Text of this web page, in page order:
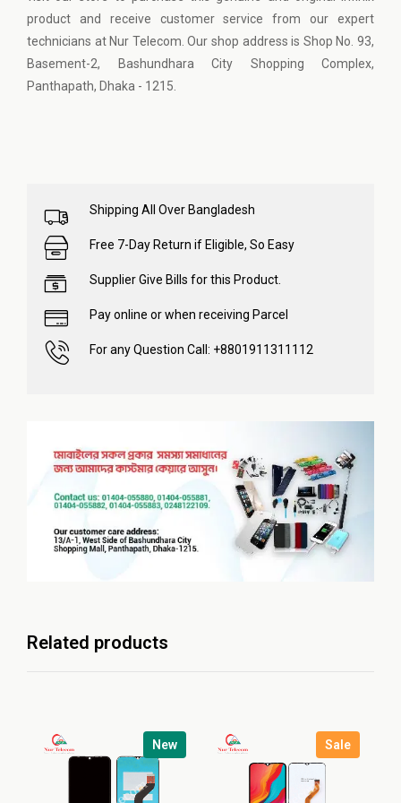
product and receive customer service from our expert
technicians at Nur Telecom. Our shop address is Shop No. 93,
Basement-2, Bashundhara City Shopping Complex,
Panthapath, Dhaka - 1215.
Shipping All Over Bangladesh
Free 7-Day Return if Eligible, So Easy
Supplier Give Bills for this Product.
Pay online or when receiving Parcel
For any Question Call: +8801911311112
Related products
New Sale